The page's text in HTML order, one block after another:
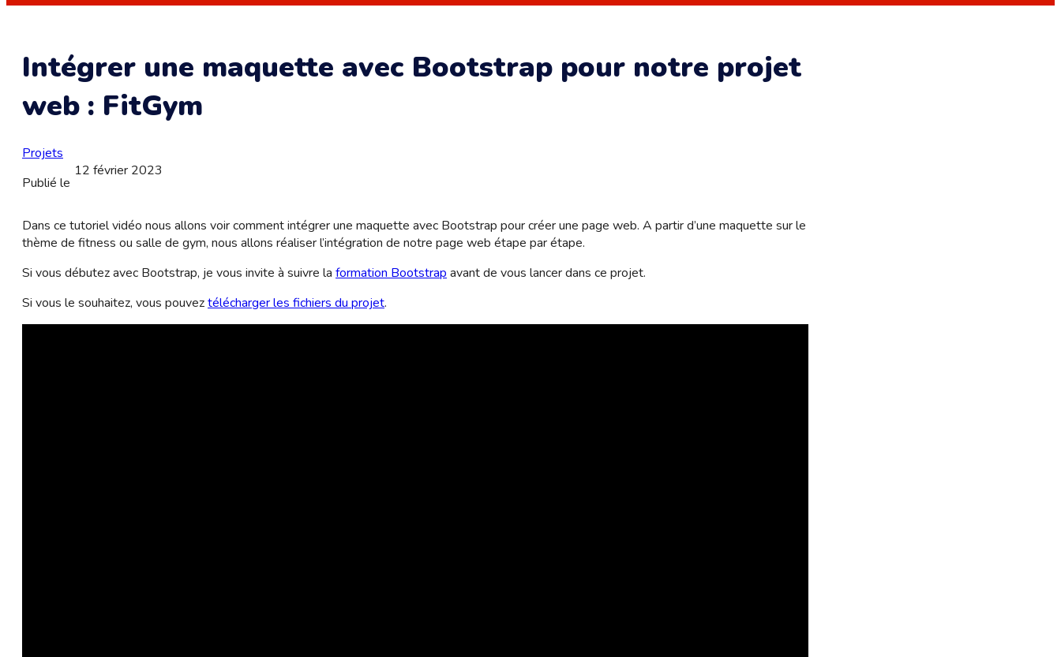
Intégrer une maquette avec Bootstrap pour notre projet
web : FitGym
Projets
Publié le
12 février 2023
Dans ce tutoriel vidéo nous allons voir comment intégrer une maquette avec Bootstrap pour créer une page web. A partir d’une maquette sur le
thème de fitness ou salle de gym, nous allons réaliser l’intégration de notre page web étape par étape.
Si vous débutez avec Bootstrap, je vous invite à suivre la formation Bootstrap avant de vous lancer dans ce projet.
Si vous le souhaitez, vous pouveztélécharger les fichiers du projet.